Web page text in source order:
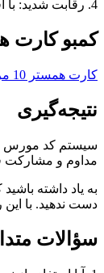
4. رقابت شدید: با افزایش محبوبیت این ویژگی، رقابت برای کسب رتبه‌های بالاتر شدیدتر می‌شود. برای حفظ مزیت رقابتی، همواره به دنبال استراتژی‌های جدید و بهبود مهارت‌های خود باشید.
کمبو کارت همستر
کارت همستر 10 مرداد
نتیجه‌گیری
سیستم کد مورس
مداوم و مشارکت
به یاد داشته
دست ندهید. با این
سؤالات